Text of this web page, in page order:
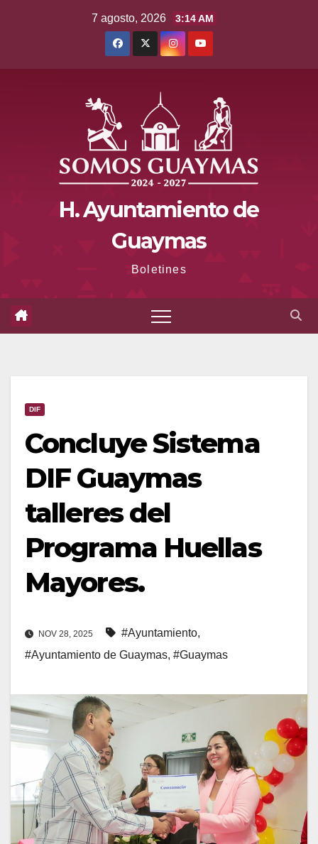
7 agosto, 2026 3:14 AM
H. Ayuntamiento de
Guaymas
Boletines
DIF
Concluye Sistema
DIF Guaymas
talleres del
Programa Huellas
Mayores.
NOV 28, 2025 #Ayuntamiento,
#Ayuntamiento de Guaymas, #Guaymas